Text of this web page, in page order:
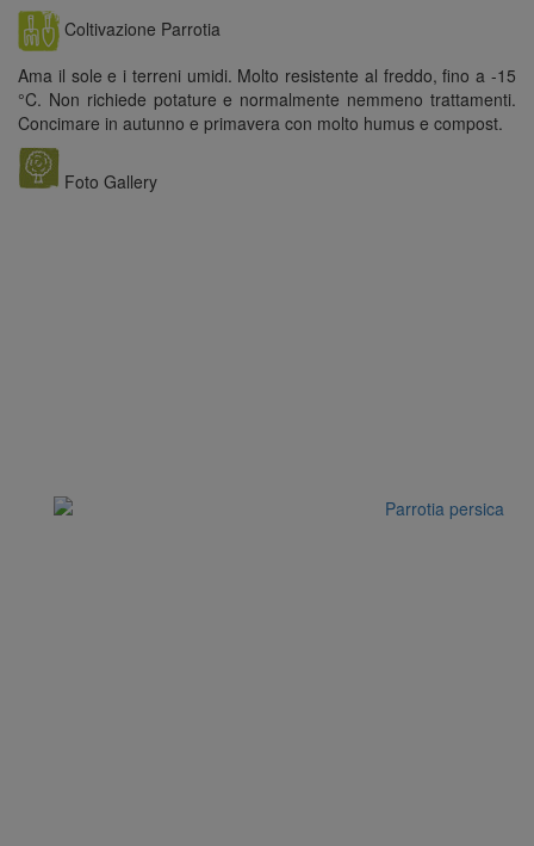
Coltivazione Parrotia
Ama il sole e i terreni umidi. Molto resistente al freddo, fino a -15
°C. Non richiede potature e normalmente nemmeno trattamenti.
Concimare in autunno e primavera con molto humus e compost.
Foto Gallery